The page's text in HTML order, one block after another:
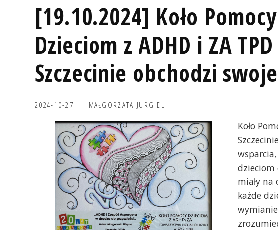
[19.10.2024] Koło Pomocy
Dzieciom z ADHD i ZA
Szczecinie obchodzi
2024-10-27 MAŁGORZATA JURGIEL
Koło
dzieciom
miały
każde